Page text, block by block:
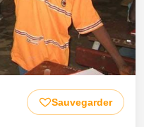
Sauvegarder